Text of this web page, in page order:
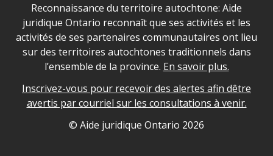
Legal Aid Ontario land acknowledgement
Reconnaissance du territoire autochtone: Aide
juridique Ontario reconnaît que ses activités et les
activités de ses partenaires communautaires ont lieu
sur des territoires autochtones traditionnels dans
l’ensemble de la province. En savoir plus.
Inscrivez-vous pour recevoir des alertes afin dêtre
avertis par courriel sur les consultations à venir.
Legal Aid Ontario copyright information
© Aide juridique Ontario 2026